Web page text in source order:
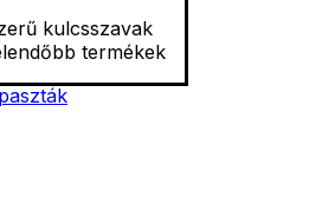
kulcsszavak
termékek